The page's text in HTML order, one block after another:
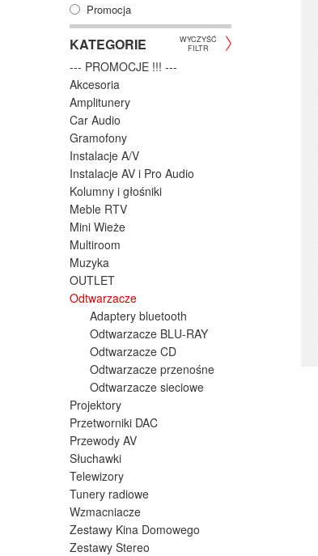
Promocja
KATEGORIE
WYCZYŚĆ
FILTR
--- PROMOCJE !!! ---
Akcesoria
Amplitunery
Car Audio
Gramofony
Instalacje A/V
Instalacje AV i Pro Audio
Kolumny i głośniki
Meble RTV
Mini Wieże
Multiroom
Muzyka
OUTLET
Odtwarzacze
Adaptery bluetooth
Odtwarzacze BLU-RAY
Odtwarzacze CD
Odtwarzacze przenośne
Odtwarzacze sieciowe
Projektory
Przetworniki DAC
Przewody AV
Słuchawki
Telewizory
Tunery radiowe
Wzmacniacze
Zestawy Kina Domowego
Zestawy Stereo